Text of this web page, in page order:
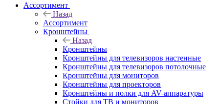
Ассортимент
Назад
Ассортимент
Кронштейны
Назад
Кронштейны
Кронштейны для телевизоров настенные
Кронштейны для телевизоров потолочные
Кронштейны для мониторов
Кронштейны для проекторов
Кронштейны и полки для AV-аппаратуры
Стойки для ТВ и мониторов